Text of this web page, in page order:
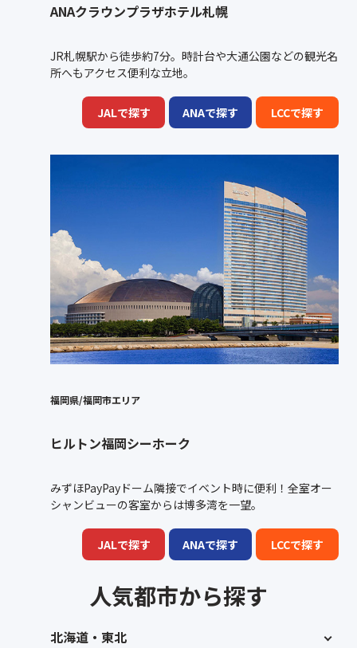
ANAクラウンプラザホテル札幌
JR札幌駅から徒歩約7分。時計台や大通公園などの観光名
所へもアクセス便利な立地。
JALで探す ANAで探す LCCで探す
福岡県/福岡市エリア
ヒルトン福岡シーホーク
みずほPayPayドーム隣接でイベント時に便利！全室オー
シャンビューの客室からは博多湾を一望。
JALで探す ANAで探す LCCで探す
人気都市から探す
北海道・東北